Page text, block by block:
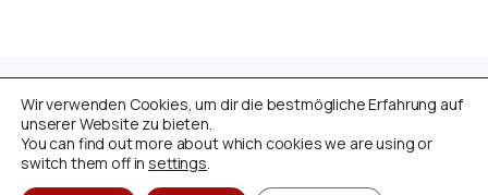
Avusturya Cenaze FonubyACF- Team© All rights
reserved
Wir verwenden Cookies, um dir die bestmögliche Erfahrung auf
unserer Website zu bieten.
You can find out more about which cookies we are using or
switch them off insettings.